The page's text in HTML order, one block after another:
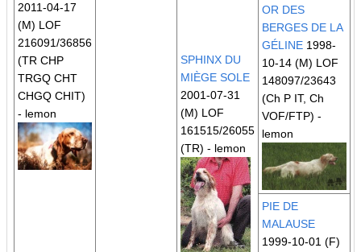
2011-04-17
(M) LOF
216091/36856
(TR CHP
TRGQ CHT
CHGQ CHIT)
- lemon
SPHINX DU
MIÈGE SOLE
2001-07-31
(M) LOF
161515/26055
(TR) - lemon
OR DES
BERGES DE LA
GÉLINE 1998-
10-14 (M) LOF
148097/23643
(Ch P IT, Ch
VOF/FTP) -
lemon
PIE DE
MALAUSE
1999-10-01 (F)